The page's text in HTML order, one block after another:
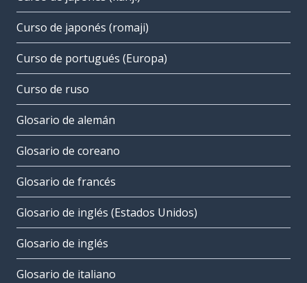
Curso de japonés (romaji)
Curso de portugués (Europa)
Curso de ruso
Glosario de alemán
Glosario de coreano
Glosario de francés
Glosario de inglés (Estados Unidos)
Glosario de inglés
Glosario de italiano